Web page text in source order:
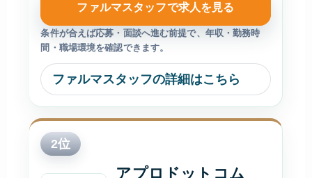
ファルマスタッフで求人を見る
条件が合えば応募・面談へ進む前提で、年収・勤務時
間・職場環境を確認できます。
ファルマスタッフの詳細はこちら
2位
アプロドットコム